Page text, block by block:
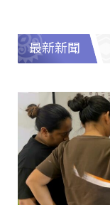
最新新聞